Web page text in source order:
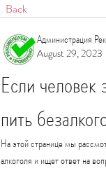
Back
Администрация
August 29, 2023
Если человек
пить
На этой странице мы
алкоголя и ищет ответ на